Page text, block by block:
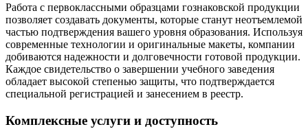
Работа с первоклассными образцами гознаковской продукции
позволяет создавать документы, которые станут неотъемлемой
частью подтверждения вашего уровня образования. Используя
современные технологии и оригинальные макеты, компании
добиваются надежности и долговечности готовой продукции.
Каждое свидетельство о завершении учебного заведения
обладает высокой степенью защиты, что подтверждается
специальной регистрацией и занесением в реестр.
Комплексные услуги и доступность